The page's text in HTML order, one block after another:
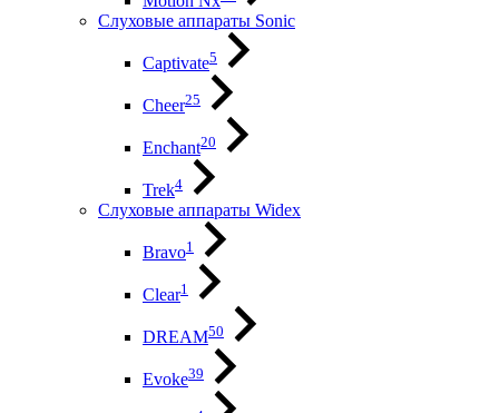
Слуховые аппараты Sonic
Captivate5
Cheer25
Enchant20
Trek4
Слуховые аппараты Widex
Bravo1
Clear1
DREAM50
Evoke39